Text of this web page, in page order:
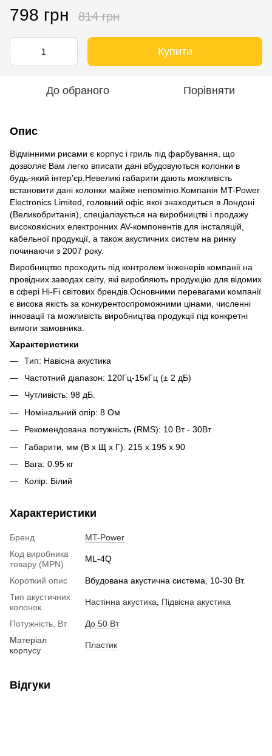
798 грн 814 грн
Купити
До обраного Порівняти
Опис
Відмінними рисами є корпус і гриль під фарбування, що
дозволяє Вам легко вписати дані вбудовуються колонки в
будь-який інтер'єр.Невеликі габарити дають можливість
встановити дані колонки майже непомітно.Компанія MT-Power
Electronics Limited, головний офіс якої знаходиться в Лондоні
(Великобританія), спеціалізується на виробництві і продажу
високоякісних електронних AV-компонентів для інсталяцій,
кабельної продукції, а також акустичних систем на ринку
починаючи з 2007 року.
Виробництво проходить під контролем інженерів компанії на
провідних заводах світу, які виробляють продукцію для відомих
в сфері Hi-Fi світових брендів.Основними перевагами компанії
є висока якість за конкурентоспроможними цінами, численні
інновації та можливість виробництва продукції під конкретні
вимоги замовника.
Характеристики
Тип: Навісна акустика
Частотний діапазон: 120Гц-15кГц (± 2 дБ)
Чутливість: 98 дБ.
Номінальний опір: 8 Ом
Рекомендована потужність (RMS): 10 Вт - 30Вт
Габарити, мм (В х Щ х Г): 215 x 195 x 90
Вага: 0.95 кг
Колір: Білий
Характеристики
Бренд
MT-Power
Код виробника
товару (MPN)
ML-4Q
Короткий опис
Вбудована акустична система, 10-30 Вт.
Тип акустичних
колонок
Наcтінна акустика, Підвісна акустика
Потужність, Вт
До 50 Вт
Матеріал
корпусу
Пластик
Відгуки